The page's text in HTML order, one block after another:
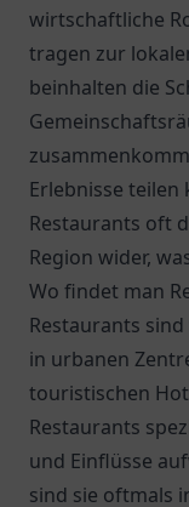
wirtschaftliche
tragen zur
beinhalten die
Erlebnisse teilen
Restaurants oft
Region wider,
Wo findet man
Restaurants
in urbanen
touristischen
Restaurants
und Einflüsse
sind sie oftmals